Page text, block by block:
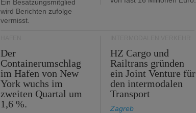
Ein Besatzungsmitglied
wird Berichten zufolge
vermisst.
Der
Containerumschlag
im Hafen von New
York wuchs im
zweiten Quartal um
1,6 %.
HZ Cargo und
Railtrans gründen
ein Joint Venture für
den intermodalen
Transport
Zagreb